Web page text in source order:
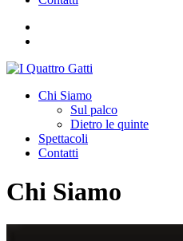
Chi Siamo
Sul palco
Dietro le quinte
Spettacoli
Contatti
Chi Siamo